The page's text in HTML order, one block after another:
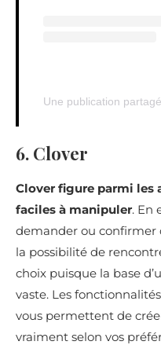
6. Clover
Clover figure parmi les
faciles à manipuler. En
demander ou confirmer
la possibilité de
choix puisque la base
vaste. Les
vous permettent de
vraiment selon vos